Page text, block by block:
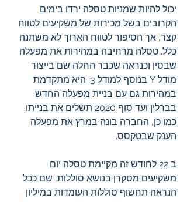
יכול להיות שמניות טסלה ירדו בימים
הקרובים בשל מכירות של משקיעים לטווח
קצר, אך הסיפור לטווח הארוך לא משתנה
כלל. טסלה מרחיבה במהירות את מפעלה
שבסין וכנראה שכבר החלה שם בייצור
מודל Y בנוסף למודל 3. היא מתקדמת
במהירות גם עם בניית מפעלה החדש
בברלין ועד סוף 2020 תשלים את בנייתו.
כמו כן, החברה בונה במרץ את מפעלה
הענק שבטקסס.
ב 22 לחודש זה מקיימת טסלה יום
משקיעים מסקרן בנושא סוללות, שם ככל
הנראה תחשוף סוללות העומדות במיליון